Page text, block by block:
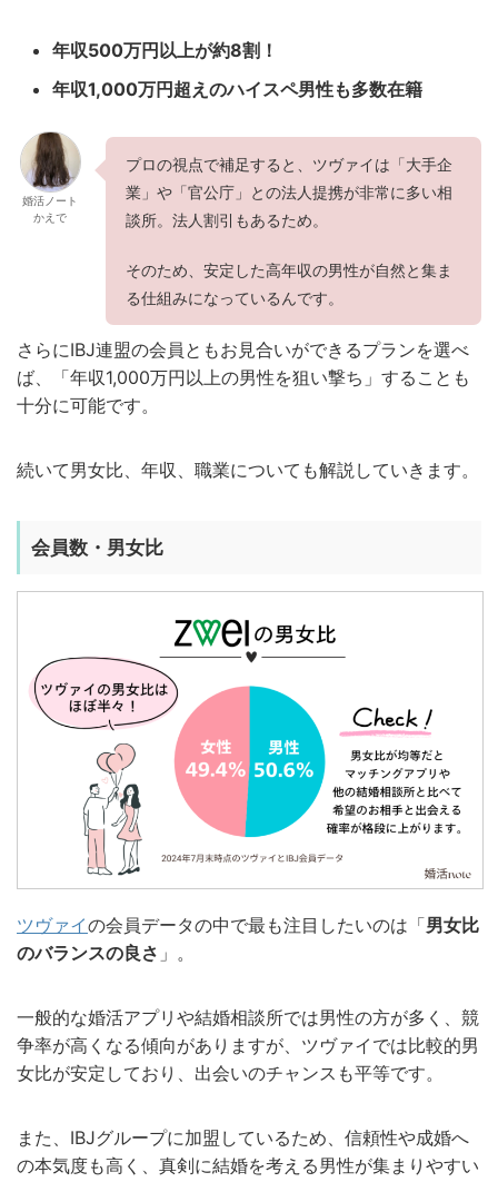
年収500万円以上が約8割！
年収1,000万円超えのハイスペ男性も多数在籍
婚活ノート
かえで
プロの視点で補足すると、ツヴァイは「大手企
業」や「官公庁」との法人提携が非常に多い相
談所。法人割引もあるため。
そのため、安定した高年収の男性が自然と集ま
る仕組みになっているんです。
さらにIBJ連盟の会員ともお見合いができるプランを選べ
ば、「年収1,000万円以上の男性を狙い撃ち」することも
十分に可能です。
続いて男女比、年収、職業についても解説していきます。
会員数・男女比
ツヴァイの会員データの中で最も注目したいのは「男女比
のバランスの良さ 」。
一般的な婚活アプリや結婚相談所では男性の方が多く、競
争率が高くなる傾向がありますが、ツヴァイでは比較的男
女比が安定しており、出会いのチャンスも平等です。
また、IBJグループに加盟しているため、信頼性や成婚へ
の本気度も高く、真剣に結婚を考える男性が集まりやすい